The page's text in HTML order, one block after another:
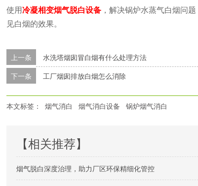
使用冷凝相变烟气脱白设备 ，解决锅炉水蒸气白烟问
见白烟的效果。
上一条
水洗塔烟囱冒白烟有什么处理方法
下一条 工厂烟囱排放白烟怎么消除
本文标签： 烟气消白 烟气消白设备 锅炉烟气消白
【相关推荐】
烟气脱白深度治理，助力厂区环保精细化管控